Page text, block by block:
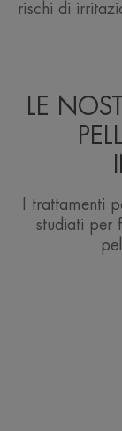
rischi di
LE
I trattamenti
studiati per